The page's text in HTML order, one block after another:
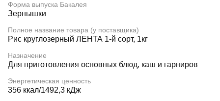
Форма выпуска Бакалея
Зернышки
Полное название товара (у поставщика)
Рис круглозерный ЛЕНТА 1-й сорт, 1кг
Назначение
Для приготовления основных блюд, каш и гарниров
Энергетическая ценность
356 ккал/1492,3 кДж